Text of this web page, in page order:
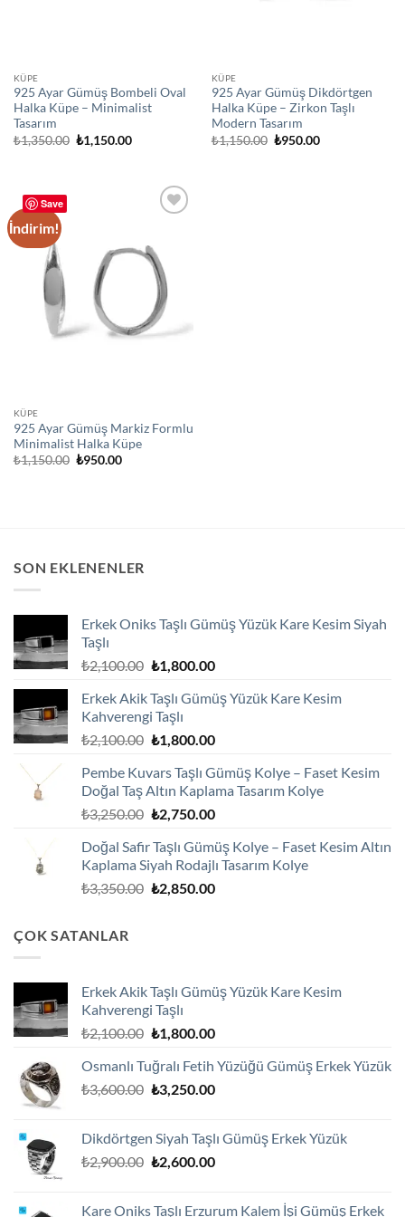
KÜPE
925 Ayar Gümüş Bombeli Oval
Halka Küpe – Minimalist
Tasarım
₺1,350.00 Orijinal
fiyat:
₺1,150.00Şu
KÜPE
925 Ayar Gümüş Dikdörtgen
Halka Küpe – Zirkon Taşlı
Modern Tasarım
₺1,150.00 Orijinal
₺950.00Şu
Save
İndirim!
KÜPE
925 Ayar Gümüş Markiz Formlu
Minimalist Halka Küpe
₺1,150.00 Orijinal
₺950.00Şu
SON EKLENENLER
Erkek Oniks Taşlı Gümüş Yüzük Kare Kesim Siyah
Taşlı
₺2,100.00 Orijinal
₺2,100.00.
₺1,800.00Şu
fiyat:
Erkek Akik Taşlı Gümüş Yüzük Kare Kesim
Kahverengi Taşlı
₺2,100.00 Orijinal
₺2,100.00.
₺1,800.00Şu
fiyat:
₺1,800.00.
Pembe Kuvars Taşlı Gümüş Kolye – Faset Kesim
Doğal Taş Altın Kaplama Tasarım Kolye
₺3,250.00 Orijinal
₺3,250.00.
₺2,750.00Şu
fiyat:
₺2,750.00.
Doğal Safir Taşlı Gümüş Kolye – Faset Kesim Altın
Kaplama Siyah Rodajlı Tasarım Kolye
₺3,350.00 Orijinal
₺2,850.00Şu
ÇOK SATANLAR
Erkek Akik Taşlı Gümüş Yüzük Kare Kesim
Kahverengi Taşlı
₺2,100.00 Orijinal
₺2,100.00.
₺1,800.00Şu
fiyat:
₺1,800.00.
Osmanlı Tuğralı Fetih Yüzüğü Gümüş Erkek Yüzük
₺3,600.00 Orijinal
₺3,250.00Şu
₺3,250.00.
Dikdörtgen Siyah Taşlı Gümüş Erkek Yüzük
₺2,900.00 Orijinal
₺2,600.00Şu
Kare Oniks Taşlı Erzurum Kalem İşi Gümüş Erkek